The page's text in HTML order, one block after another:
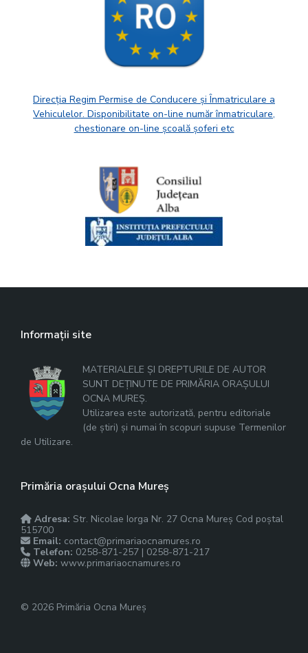
Direcția Regim Permise de Conducere și Înmatriculare a
Vehiculelor. Disponibilitate on-line număr înmatriculare,
chestionare on-line școală șoferi etc
Informații site
MATERIALELE ȘI DREPTURILE DE AUTOR
SUNT DEȚINUTE DE PRIMĂRIA ORAȘULUI
OCNA MUREȘ.
Utilizarea este autorizată, pentru editoriale
(de știri) și numai în scopuri supuse Termenilor
de Utilizare.
Primăria orașului Ocna Mureș
Adresa: Str. Nicolae Iorga Nr. 27 Ocna Mureș Cod poștal
515700
Email: contact@primariaocnamures.ro
Telefon: 0258-871-257 | 0258-871-217
Web: www.primariaocnamures.ro
© 2026 Primăria Ocna Mureș